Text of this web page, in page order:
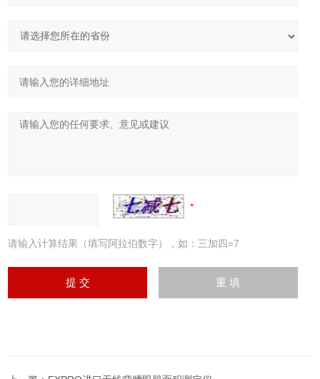
请输入计算结果（填写阿拉伯数字），如：三加四=7